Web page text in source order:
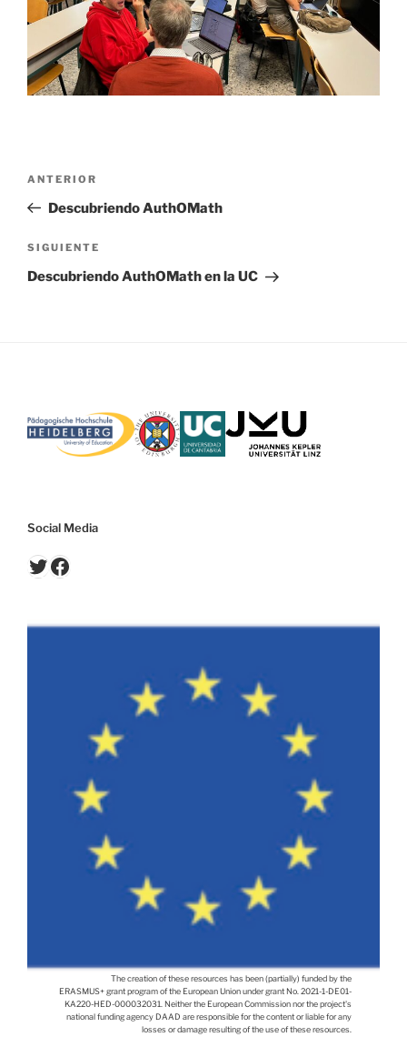
entradas
Entrada
anterior:
ANTERIOR
Descubriendo AuthOMath
Siguiente
entrada
SIGUIENTE
Descubriendo AuthOMath en la UC
Social Media
Twitter
Facebook
The creation of these resources has been (partially) funded by the
ERASMUS+ grant program of the European Union under grant No. 2021-1-DE01-
KA220-HED-000032031. Neither the European Commission nor the project's
national funding agency DAAD are responsible for the content or liable for any
losses or damage resulting of the use of these resources.